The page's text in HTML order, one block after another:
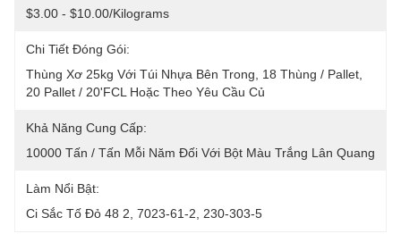
$3.00 - $10.00/Kilograms
Chi Tiết Đóng Gói:
Thùng Xơ 25kg Với Túi Nhựa Bên Trong, 18 Thùng / Pallet,
20 Pallet / 20'FCL Hoặc Theo Yêu Cầu Củ
Khả Năng Cung Cấp:
10000 Tấn / Tấn Mỗi Năm Đối Với Bột Màu Trắng Lân Quang
Làm Nổi Bật:
Ci Sắc Tố Đỏ 48 2 7023-61-2 230-303-5